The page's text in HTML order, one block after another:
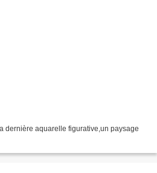
dernière aquarelle figurative,un paysage